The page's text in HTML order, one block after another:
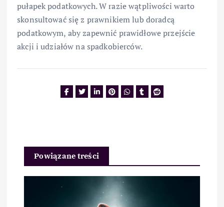
pułapek podatkowych. W razie wątpliwości warto
skonsultować się z prawnikiem lub doradcą
podatkowym, aby zapewnić prawidłowe przejście
akcji i udziałów na spadkobierców.
Powiązane treści